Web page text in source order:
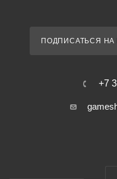
ПОДПИСАТЬСЯ НА
+7